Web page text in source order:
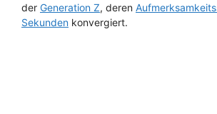
der Generation Z, deren
Sekunden konvergiert.